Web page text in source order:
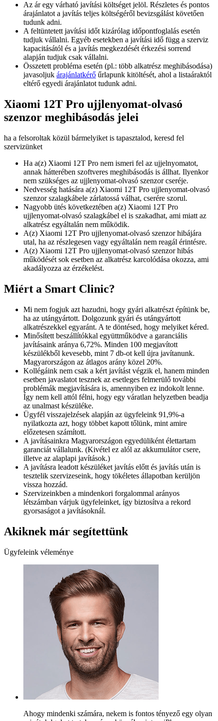
Az ár egy várható javítási költséget jelöl. Részletes és pontos
árajánlatot a javítás teljes költségéről bevizsgálást követően
tudunk adni.
A feltüntetett javítási időt kizárólag időpontfoglalás esetén
tudjuk vállalni. Egyéb esetekben a javítási idő függ a szerviz
kapacitásától és a javítás megkezdését érkezési sorrend
alapján tudjuk csak vállalni.
Összetett probléma esetén (pl.: több alkatrész meghibásodása)
javasoljuk árajánlatkérő űrlapunk kitöltését, ahol a listaáraktól
eltérő egyedi árajánlatot tudunk adni.
Xiaomi 12T Pro ujjlenyomat-olvasó
szenzor meghibásodás jelei
ha a felsoroltak közül bármelyiket is tapasztalod, keresd fel
szervizünket
Ha a(z) Xiaomi 12T Pro nem ismeri fel az ujjelnyomatot,
annak hátterében szoftveres meghibásodás is állhat. Ilyenkor
nem szükséges az ujjlenyomat-olvasó szenzor cseréje.
Nedvesség hatására a(z) Xiaomi 12T Pro ujjlenyomat-olvasó
szenzor szalagkábele zárlatossá válhat, cserére szorul.
Nagyobb ütés következtében a(z) Xiaomi 12T Pro
ujjlenyomat-olvasó szalagkábel el is szakadhat, ami miatt az
alkatrész egyáltalán nem működik.
A(z) Xiaomi 12T Pro ujjlenyomat-olvasó szenzor hibájára
utal, ha az részlegesen vagy egyáltalán nem reagál érintésre.
A(z) Xiaomi 12T Pro ujjlenyomat-olvasó szenzor hibás
működését sok esetben az alkatrész karcolódása okozza, ami
akadályozza az érzékelést.
Miért a Smart Clinic?
Mi nem fogjuk azt hazudni, hogy gyári alkatrészt építünk be,
ha az utángyártott. Dolgozunk gyári és utángyártott
alkatrészekkel egyaránt. A te döntésed, hogy melyiket kéred.
Minősített beszállítókkal együttműködve a garanciális
javításaink aránya 6,72%. Minden 100 megjavított
készülékből kevesebb, mint 7 db-ot kell újra javítanunk.
Magyarországon az átlagos arány közel 20%.
Kollégáink nem csak a kért javítást végzik el, hanem minden
esetben javaslatot tesznek az esetleges felmerülő további
problémák megjavítására is, amennyiben ez indokolt lenne.
Így nem kell attól félni, hogy egy váratlan helyzetben beadja
az unalmast készüléke.
Ügyfél visszajelzések alapján az ügyfeleink 91,9%-a
nyilatkozta azt, hogy többet kapott tőlünk, mint amire
előzetesen számított.
A javításainkra Magyarországon egyedüliként élettartam
garanciát vállalunk. (Kivétel ez alól az akkumulátor csere,
illetve az alaplapi javítások.)
A javításra leadott készüléket javítás előtt és javítás után is
tesztelik szervizeseink, hogy tökéletes állapotban kerüljön
vissza hozzád.
Szervizeinkben a mindenkori forgalommal arányos
létszámban várjuk ügyfeleinket, így biztosítva a rekord
gyorsaságot a javításoknál.
Akiknek már segítettünk
Ügyfeleink véleménye
Ahogy mindenki számára, nekem is fontos tényező egy olyan